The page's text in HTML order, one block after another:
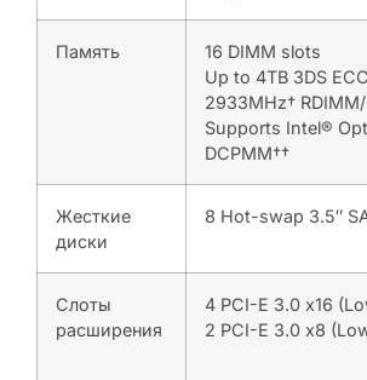
Память
16 DIMM slots
Up to 4TB 3DS
2933MHz†
Supports Intel®
DCPMM††
Жесткие
диски
8 Hot-swap 3.5″
Слоты
расширения
4 PCI-E 3.0 x16
2 PCI-E 3.0 x8